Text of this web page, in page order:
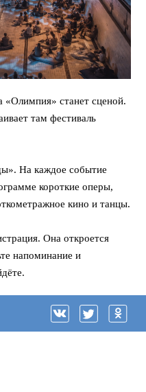
«Олимпия» станет сценой.
там фестиваль
На каждое событие
короткие оперы,
кино и танцы.
Она откроется
напоминание и